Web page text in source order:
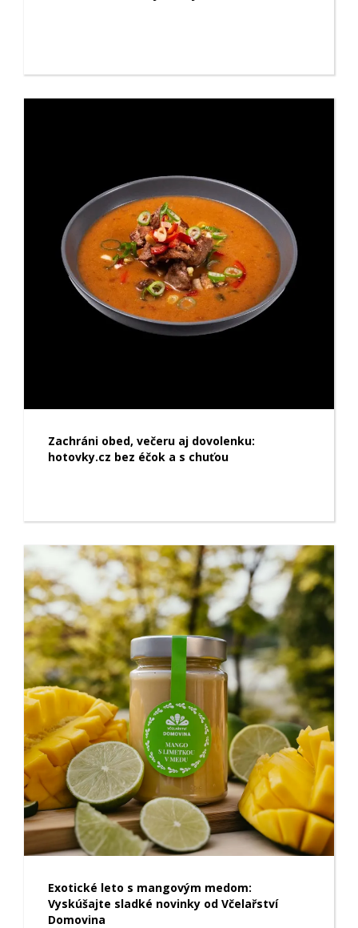
Zachráni obed, večeru aj dovolenku:
hotovky.cz bez éčok a s chuťou
Exotické leto s mangovým medom:
Vyskúšajte sladké novinky od Včelařství
Domovina